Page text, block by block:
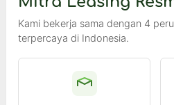
Kami bekerja sama dengan 4
terpercaya di Indonesia.